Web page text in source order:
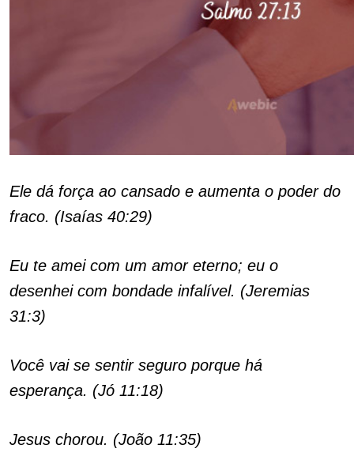
Ele dá força ao cansado e aumenta o poder do
fraco. (Isaías 40:29)
Eu te amei com um amor eterno; eu o
desenhei com bondade infalível. (Jeremias
31:3)
Você vai se sentir seguro porque há
esperança. (Jó 11:18)
Jesus chorou. (João 11:35)